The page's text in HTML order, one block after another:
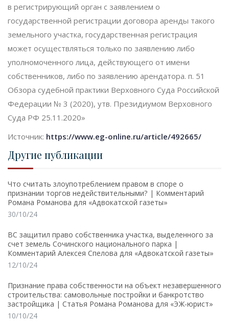
в регистрирующий орган с заявлением о
государственной регистрации договора аренды такого
земельного участка, государственная регистрация
может осуществляться только по заявлению либо
уполномоченного лица, действующего от имени
собственников, либо по заявлению арендатора. п. 51
Обзора судебной практики Верховного Суда Российской
Федерации № 3 (2020), утв. Президиумом Верховного
Суда РФ 25.11.2020»
Источник: https://www.eg-online.ru/article/492665/
Другие публикации
Что считать злоупотреблением правом в споре о
признании торгов недействительными? | Комментарий
Романа Романова для «Адвокатской газеты»
30/10/24
ВС защитил право собственника участка, выделенного за
счет земель Сочинского национального парка |
Комментарий Алексея Спелова для «Адвокатской газеты»
12/10/24
Признание права собственности на объект незавершенного
строительства: самовольные постройки и банкротство
застройщика | Статья Романа Романова для «ЭЖ-юрист»
10/10/24